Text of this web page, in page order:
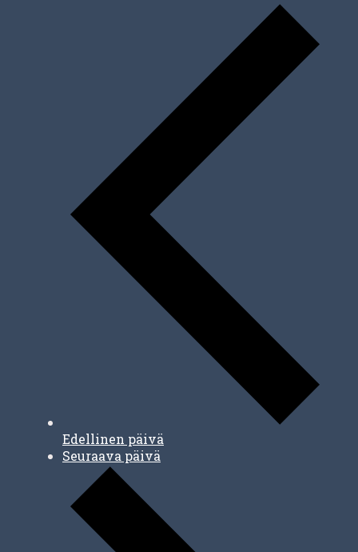
Edellinen päivä
Seuraava päivä